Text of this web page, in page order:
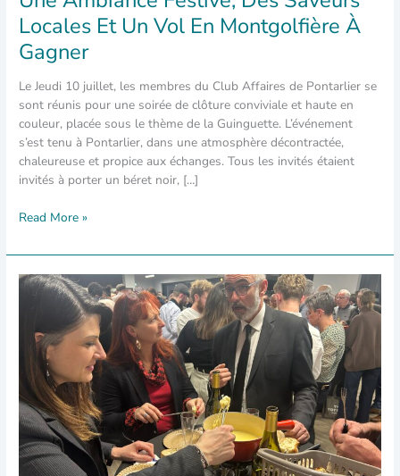
Locales Et Un Vol En Montgolfière À
Gagner
Le Jeudi 10 juillet, les membres du Club Affaires de Pontarlier se
sont réunis pour une soirée de clôture conviviale et haute en
couleur, placée sous le thème de la Guinguette. L’événement
s’est tenu à Pontarlier, dans une atmosphère décontractée,
chaleureuse et propice aux échanges. Tous les invités étaient
invités à porter un béret noir, […]
Guinguette
à
Pontarlier
une
ambiance
festive,
des
saveurs
locales
et
un
Read More »